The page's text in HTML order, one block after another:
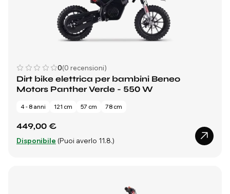
0(0 recensioni)
Dirt bike elettrica per bambini Beneo
Motors Panther Verde - 550 W
4 - 8 anni 121 cm 57 cm 78 cm
449,00 €
Disponibile (Puoi averlo 11.8.)